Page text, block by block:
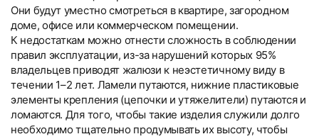
Они будут уместно смотреться в квартире, загородном
доме, офисе или коммерческом помещении.
К недостаткам можно отнести сложность в соблюдении
правил эксплуатации, из-за нарушений которых 95%
владельцев приводят жалюзи к неэстетичному виду в
течении 1–2 лет. Ламели путаются, нижние пластиковые
элементы крепления (цепочки и утяжелители) путаются и
ломаются. Для того, чтобы такие изделия служили долго
необходимо тщательно продумывать их высоту, чтобы